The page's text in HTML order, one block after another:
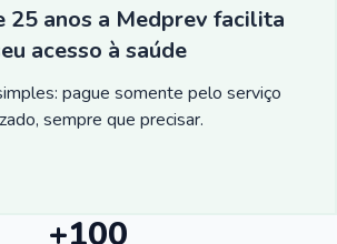
25 anos a Medprev facilita
acesso à saúde
pague somente pelo serviço
sempre que precisar.
+100